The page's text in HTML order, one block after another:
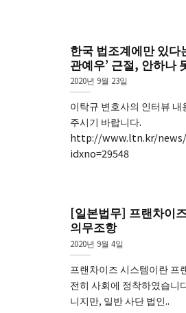
한국 법조계에만 있
관예우’ 근절, 안하나
2020년 9월 23일
이탁규 변호사의 인터뷰
주시기 바랍니다.
http://www.ltn.kr/
idxno=29548
[일본법무] 프랜차이
의무조항
2020년 9월 4일
프랜차이즈 시스템이란 프
전히 사회에 정착하였습니
니지만, 일반 사단 법인..